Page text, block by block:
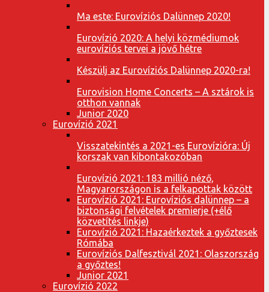
Ma este: Eurovíziós Dalünnep 2020!
Eurovízió 2020: A helyi közmédiumok
eurovíziós tervei a jövő hétre
Készülj az Eurovíziós Dalünnep 2020-ra!
Eurovision Home Concerts – A sztárok is
otthon vannak
Junior 2020
Eurovízió 2021
Visszatekintés a 2021-es Eurovízióra: Új
korszak van kibontakozóban
Eurovízió 2021: 183 millió néző,
Magyarországon is a felkapottak között
Eurovízió 2021: Eurovíziós dalünnep – a
biztonsági felvételek premierje (+élő
közvetítés linkje)
Eurovízió 2021: Hazaérkeztek a győztesek
Rómába
Eurovíziós Dalfesztivál 2021: Olaszország
a győztes!
Junior 2021
Eurovízió 2022